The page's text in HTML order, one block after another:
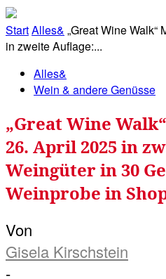
StartAlles& „Great Wine
in zweite Auflage:...
Alles&
Wein & andere Genüsse
„Great Wine
26. April 2025 in
Weingüter in 30
Weinprobe in
Von
Gisela Kirschstein
-